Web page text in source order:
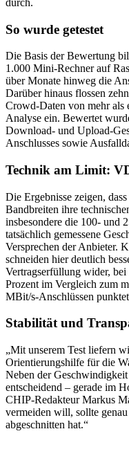
So wurde getestet
Die Basis der Bewertung
1.000 Mini-Rechner auf
über Monate hinweg die
Darüber hinaus flossen
Crowd-Daten von mehr
Analyse ein. Bewertet
Download- und Upload-
Anschlusses sowie
Technik am Limit:
Die Ergebnisse zeigen,
Bandbreiten ihre
insbesondere die 100- und
tatsächlich gemessene
Versprechen der Anbieter.
schneiden hier deutlich
Vertragserfüllung wider,
Prozent im Vergleich zum
MBit/s-Anschlüssen
Stabilität und
„Mit unserem Test liefern
Orientierungshilfe für die
Neben der
entscheidend – gerade im
CHIP-Redakteur Markus
vermeiden will, sollte
abgeschnitten hat.“